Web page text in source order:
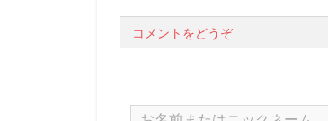
コメントをどうぞ